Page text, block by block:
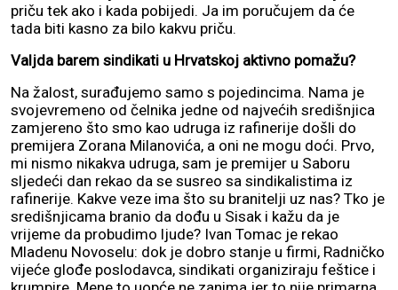
priču tek ako i kada pobijedi. Ja im poručujem da će
tada biti kasno za bilo kakvu priču.
Valjda barem sindikati u Hrvatskoj aktivno pomažu?
Na žalost, surađujemo samo s pojedincima. Nama je
svojevremeno od čelnika jedne od najvećih središnjica
zamjereno što smo kao udruga iz rafinerije došli do
premijera Zorana Milanovića, a oni ne mogu doći. Prvo,
mi nismo nikakva udruga, sam je premijer u Saboru
sljedeći dan rekao da se susreo sa sindikalistima iz
rafinerije. Kakve veze ima što su branitelji uz nas? Tko je
središnjicama branio da dođu u Sisak i kažu da je
vrijeme da probudimo ljude? Ivan Tomac je rekao
Mladenu Novoselu: dok je dobro stanje u firmi, Radničko
vijeće glođe poslodavca, sindikati organiziraju feštice i